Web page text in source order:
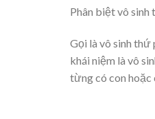
Phân biệt vô sinh
Gọi là vô sinh thứ
khái niệm là vô
từng có con hoặc